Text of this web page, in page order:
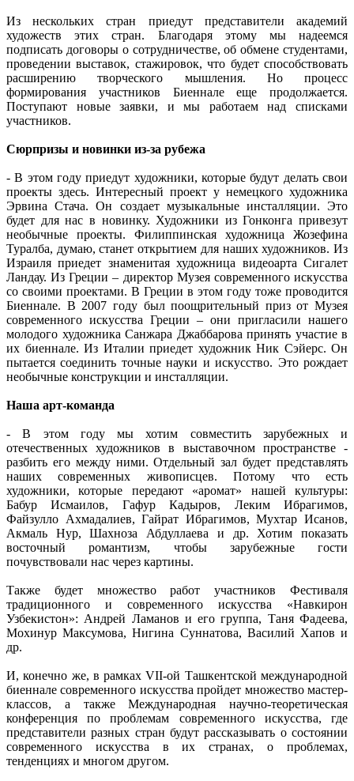
Из нескольких стран приедут представители академий
художеств этих стран. Благодаря этому мы надеемся
подписать договоры о сотрудничестве, об обмене студентами,
проведении выставок, стажировок, что будет способствовать
расширению творческого мышления. Но процесс
формирования участников Биеннале еще продолжается.
Поступают новые заявки, и мы работаем над списками
участников.
Сюрпризы и новинки из-за рубежа
- В этом году приедут художники, которые будут делать свои
проекты здесь. Интересный проект у немецкого художника
Эрвина Стача. Он создает музыкальные инсталляции. Это
будет для нас в новинку. Художники из Гонконга привезут
необычные проекты. Филиппинская художница Жозефина
Туралба, думаю, станет открытием для наших художников. Из
Израиля приедет знаменитая художница видеоарта Сигалет
Ландау. Из Греции – директор Музея современного искусства
со своими проектами. В Греции в этом году тоже проводится
Биеннале. В 2007 году был поощрительный приз от Музея
современного искусства Греции – они пригласили нашего
молодого художника Санжара Джаббарова принять участие в
их биеннале. Из Италии приедет художник Ник Сэйерс. Он
пытается соединить точные науки и искусство. Это рождает
необычные конструкции и инсталляции.
Наша арт-команда
- В этом году мы хотим совместить зарубежных и
отечественных художников в выставочном пространстве -
разбить его между ними. Отдельный зал будет представлять
наших современных живописцев. Потому что есть
художники, которые передают «аромат» нашей культуры:
Бабур Исмаилов, Гафур Кадыров, Леким Ибрагимов,
Файзулло Ахмадалиев, Гайрат Ибрагимов, Мухтар Исанов,
Акмаль Нур, Шахноза Абдуллаева и др. Хотим показать
восточный романтизм, чтобы зарубежные гости
почувствовали нас через картины.
Также будет множество работ участников Фестиваля
традиционного и современного искусства «Навкирон
Узбекистон»: Андрей Ламанов и его группа, Таня Фадеева,
Мохинур Максумова, Нигина Суннатова, Василий Хапов и
др.
И, конечно же, в рамках VII-ой Ташкентской международной
биеннале современного искусства пройдет множество мастер-
классов, а также Международная научно-теоретическая
конференция по проблемам современного искусства, где
представители разных стран будут рассказывать о состоянии
современного искусства в их странах, о проблемах,
тенденциях и многом другом.